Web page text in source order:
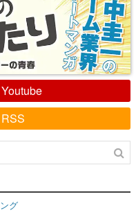
Youtube
RSS
グ